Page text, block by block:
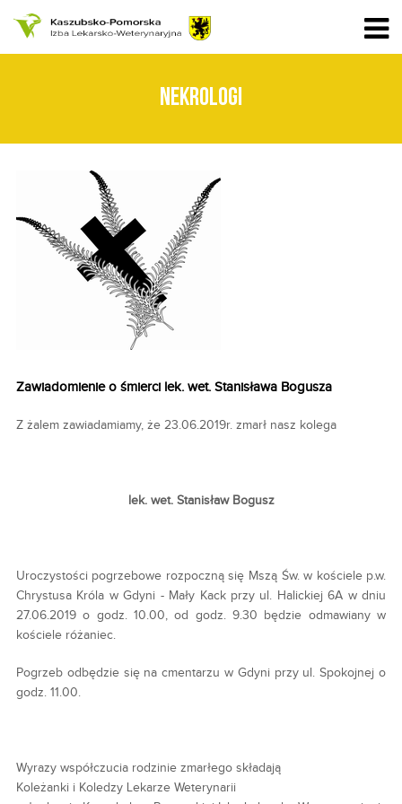
NEKROLOGI
Zawiadomienie o śmierci lek. wet. Stanisława Bogusza
Z żalem zawiadamiamy, że 23.06.2019r. zmarł nasz kolega
lek. wet. Stanisław Bogusz
Uroczystości pogrzebowe rozpoczną się Mszą Św. w kościele p.w.
Chrystusa Króla w Gdyni - Mały Kack przy ul. Halickiej 6A w dniu
27.06.2019 o godz. 10.00, od godz. 9.30 będzie odmawiany w
kościele różaniec.
Pogrzeb odbędzie się na cmentarzu w Gdyni przy ul. Spokojnej o
godz. 11.00.
Wyrazy współczucia rodzinie zmarłego składają
Koleżanki i Koledzy Lekarze Weterynarii